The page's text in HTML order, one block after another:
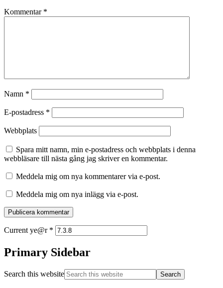
Kommentar *
Namn *
E-postadress *
Webbplats
Spara mitt namn, min e-postadress och webbplats i denna
webbläsare till nästa gång jag skriver en kommentar.
Meddela mig om nya kommentarer via e-post.
Meddela mig om nya inlägg via e-post.
Current ye@r *
Primary Sidebar
Search this website